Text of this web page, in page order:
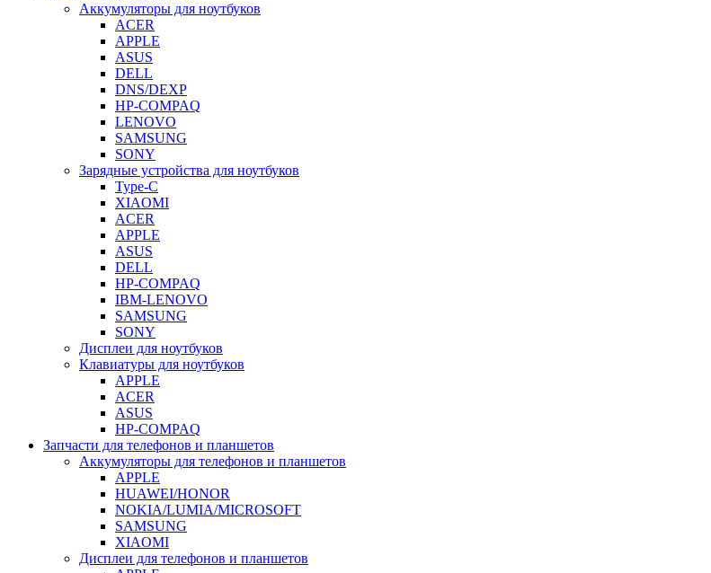
Аккумуляторы для ноутбуков
ACER
APPLE
ASUS
DELL
DNS/DEXP
HP-COMPAQ
LENOVO
SAMSUNG
SONY
Зарядные устройства для ноутбуков
Type-C
XIAOMI
ACER
APPLE
ASUS
DELL
HP-COMPAQ
IBM-LENOVO
SAMSUNG
SONY
Дисплеи для ноутбуков
Клавиатуры для ноутбуков
APPLE
ACER
ASUS
HP-COMPAQ
Запчасти для телефонов и планшетов
Аккумуляторы для телефонов и планшетов
APPLE
HUAWEI/HONOR
NOKIA/LUMIA/MICROSOFT
SAMSUNG
XIAOMI
Дисплеи для телефонов и планшетов